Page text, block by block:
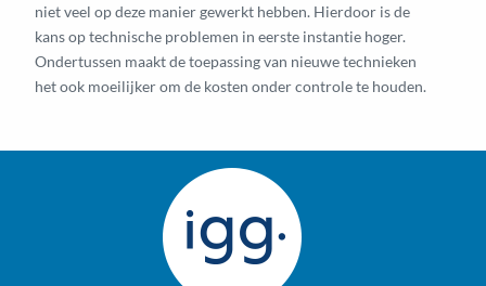
niet veel op deze manier gewerkt hebben. Hierdoor is de
kans op technische problemen in eerste instantie hoger.
Ondertussen maakt de toepassing van nieuwe technieken
het ook moeilijker om de kosten onder controle te houden.